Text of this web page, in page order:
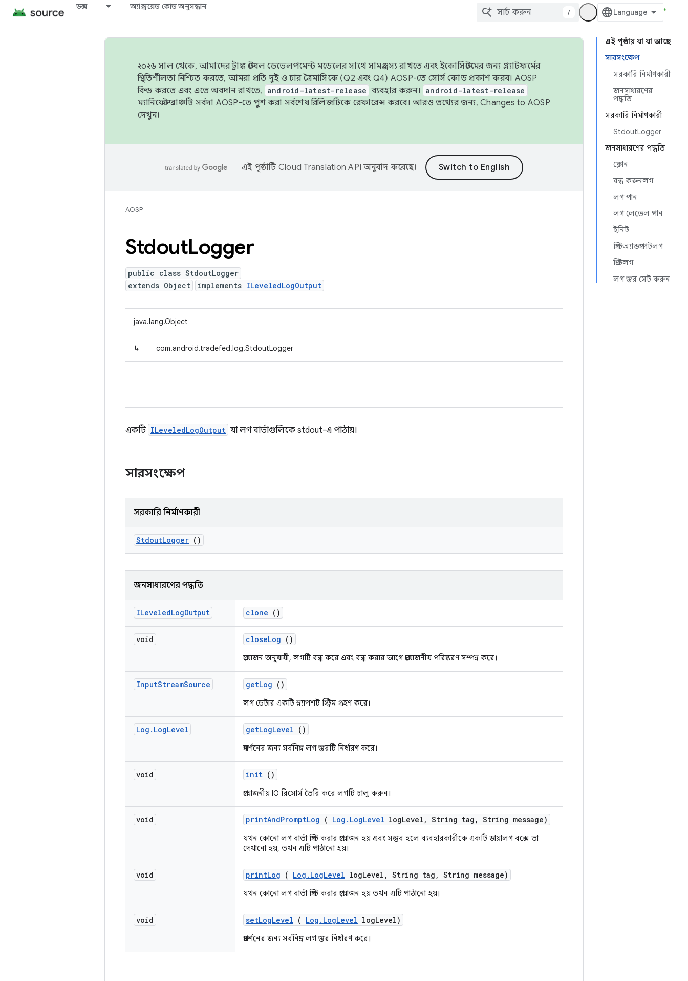
ডক্স অ্যান্ড্রয়েড কোড অনুসন্ধান
/
এই পৃষ্ঠায় যা যা আছে
সারসংক্ষেপ
সরকারি নির্মাণকারী
জনসাধারণের
পদ্ধতি
সরকারি নির্মাণকারী
StdoutLogger
জনসাধারণের পদ্ধতি
ক্লোন
বন্ধ করুনলগ
লগ পান
লগ লেভেল পান
ইনিট
প্রিন্টঅ্যান্ডপ্রম্পটলগ
প্রিন্টলগ
লগ স্তর সেট করুন
২০২৬ সাল থেকে, আমাদের ট্রাঙ্ক স্টেবল ডেভেলপমেন্ট মডেলের সাথে সামঞ্জস্য রাখতে এবং ইকোসিস্টেমের জন্য প্ল্যাটফর্মের
স্থিতিশীলতা নিশ্চিত করতে, আমরা প্রতি দুই ও চার ত্রৈমাসিকে (Q2 এবং Q4) AOSP-তে সোর্স কোড প্রকাশ করব। AOSP
বিল্ড করতে এবং এতে অবদান রাখতে,
android-latest-release ব্যবহার করুন। android-latest-release
ম্যানিফেস্ট ব্রাঞ্চটি সর্বদা AOSP-তে পুশ করা সর্বশেষ রিলিজটিকে রেফারেন্স করবে। আরও তথ্যের জন্য, Changes to AOSP
দেখুন।
এই পৃষ্ঠাটি Cloud Translation API অনুবাদ করেছে।
AOSP
StdoutLogger
public class StdoutLogger
extends Object
implements ILeveledLogOutput
java.lang.Object
↳ com.android.tradefed.log.StdoutLogger
একটি ILeveledLogOutput যা লগ বার্তাগুলিকে stdout-এ পাঠায়।
সারসংক্ষেপ
সরকারি নির্মাণকারী
StdoutLogger ()
জনসাধারণের পদ্ধতি
ILeveledLogOutput clone ()
void closeLog ()
প্রয়োজন অনুযায়ী, লগটি বন্ধ করে এবং বন্ধ করার আগে প্রয়োজনীয় পরিষ্করণ সম্পন্ন করে।
InputStreamSource getLog ()
লগ ডেটার একটি স্ন্যাপশট স্ট্রিম গ্রহণ করে।
Log . LogLevel getLogLevel ()
প্রদর্শনের জন্য সর্বনিম্ন লগ স্তরটি নির্ধারণ করে।
void init ()
প্রয়োজনীয় IO রিসোর্স তৈরি করে লগটি চালু করুন।
void printAndPromptLog ( Log . LogLevel logLevel , String tag , String message)
যখন কোনো লগ বার্তা প্রিন্ট করার প্রয়োজন হয় এবং সম্ভব হলে ব্যবহারকারীকে একটি ডায়ালগ বক্সে তা
দেখানো হয়, তখন এটি পাঠানো হয়।
void printLog ( Log . LogLevel logLevel , String tag , String message)
যখন কোনো লগ বার্তা প্রিন্ট করার প্রয়োজন হয় তখন এটি পাঠানো হয়।
void setLogLevel ( Log . LogLevel logLevel)
প্রদর্শনের জন্য সর্বনিম্ন লগ স্তর নির্ধারণ করে।